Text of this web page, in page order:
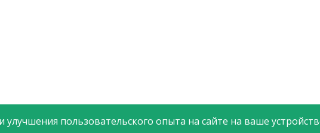
пользовательского опыта на сайте на ваше